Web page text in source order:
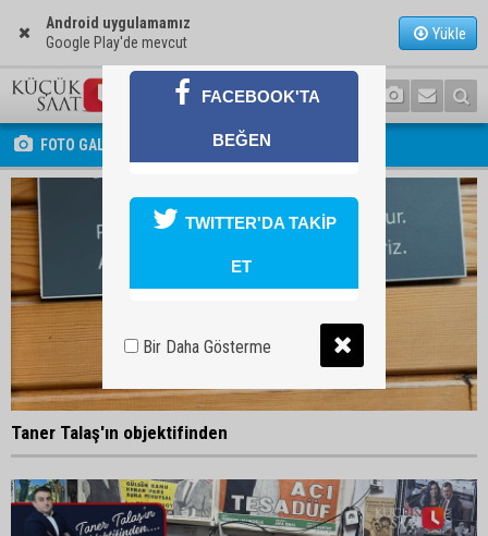
Android uygulamamız
Google Play'de mevcut
Yükle
FOTO GALERİ
Taner Talaş'ın objektifinden
FACEBOOK'TA
BEĞEN
TWITTER'DA TAKİP
ET
Bir Daha Gösterme